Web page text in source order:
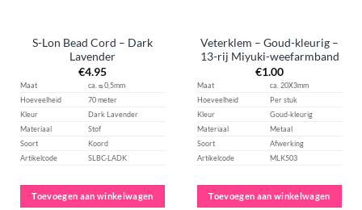
S-Lon Bead Cord – Dark
Lavender
€4.95
Maat
ca. ᴓ 0,5mm
Hoeveelheid
70 meter
Kleur
Dark Lavender
Materiaal
Stof
Soort
Koord
Artikelcode
SLBC-LADK
Toevoegen aan winkelwagen
Veterklem – Goud-kleurig –
13-rij Miyuki-weefarmband
€1.00
Maat
ca. 20X3mm
Hoeveelheid
Per stuk
Kleur
Goud-kleurig
Materiaal
Metaal
Soort
Afwerking
Artikelcode
MLK503
Toevoegen aan winkelwagen